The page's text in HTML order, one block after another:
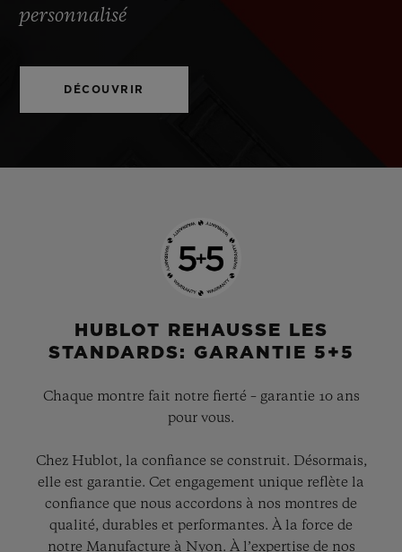
personnalisé
DÉCOUVRIR
HUBLOT REHAUSSE LES
STANDARDS: GARANTIE 5+5
Chaque montre fait notre fierté – garantie 10 ans
pour vous.
Chez Hublot, la confiance se construit. Désormais,
elle est garantie. Cet engagement unique reflète la
confiance que nous accordons à nos montres de
qualité, durables et performantes. À la force de
notre Manufacture à Nyon. À l’expertise de nos